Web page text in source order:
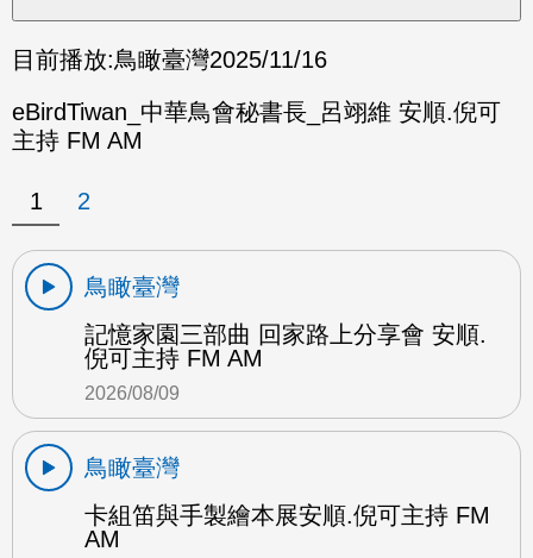
目前播放:鳥瞰臺灣2025/11/16
eBirdTiwan_中華鳥會秘書長_呂翊維 安順.倪可
主持 FM AM
1 2
鳥瞰臺灣
記憶家園三部曲 回家路上分享會 安順.
倪可主持 FM AM
2026/08/09
鳥瞰臺灣
卡組笛與手製繪本展安順.倪可主持 FM
AM